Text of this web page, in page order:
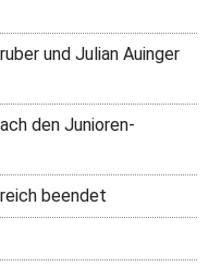
und Julian Auinger
den Junioren-
beendet